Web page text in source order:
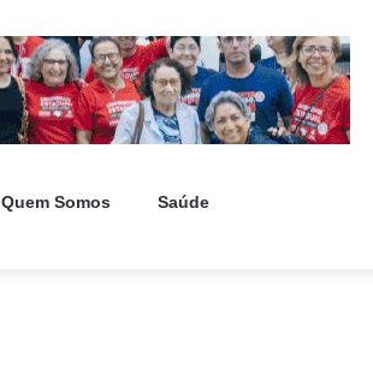
Quem Somos Saúde